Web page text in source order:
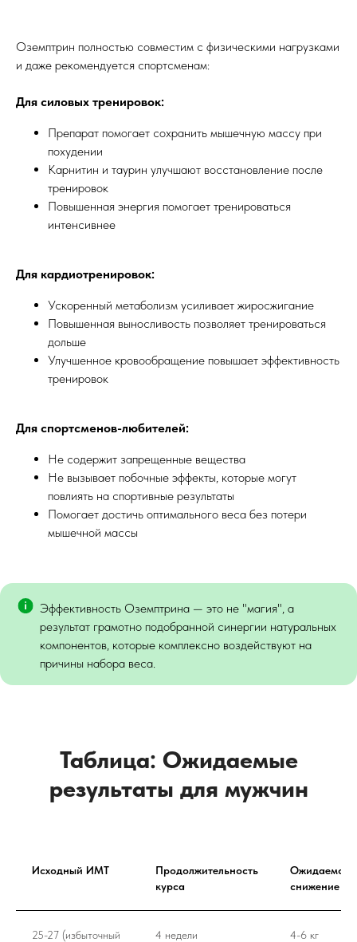
Оземптрин полностью совместим с физическими нагрузками
и даже рекомендуется спортсменам:
Для силовых тренировок:
Препарат помогает сохранить мышечную массу при
похудении
Карнитин и таурин улучшают восстановление после
тренировок
Повышенная энергия помогает тренироваться
интенсивнее
Для кардиотренировок:
Ускоренный метаболизм усиливает жиросжигание
Повышенная выносливость позволяет тренироваться
дольше
Улучшенное кровообращение повышает эффективность
тренировок
Для спортсменов-любителей:
Не содержит запрещенные вещества
Не вызывает побочные эффекты, которые могут
повлиять на спортивные результаты
Помогает достичь оптимального веса без потери
мышечной массы
Эффективность Оземптрина — это не "магия", а
результат грамотно подобранной синергии натуральных
компонентов, которые комплексно воздействуют на
причины набора веса.
Таблица: Ожидаемые
результаты для мужчин
Исходный ИМТ
Продолжительность
курса
Ожидаемое
снижение
25-27 (избыточный
4 недели 4-6 кг